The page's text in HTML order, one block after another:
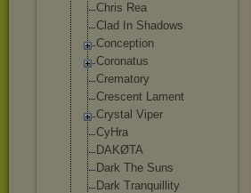
Chris Rea
Clad In Shadows
Conception
Coronatus
Crematory
Crescent Lament
Crystal Viper
CyHra
DAKØTA
Dark The Suns
Dark Tranquillity